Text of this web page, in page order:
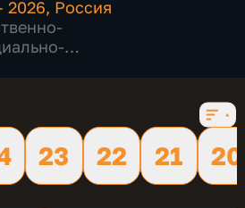
2026, Россия
23 22 21
20